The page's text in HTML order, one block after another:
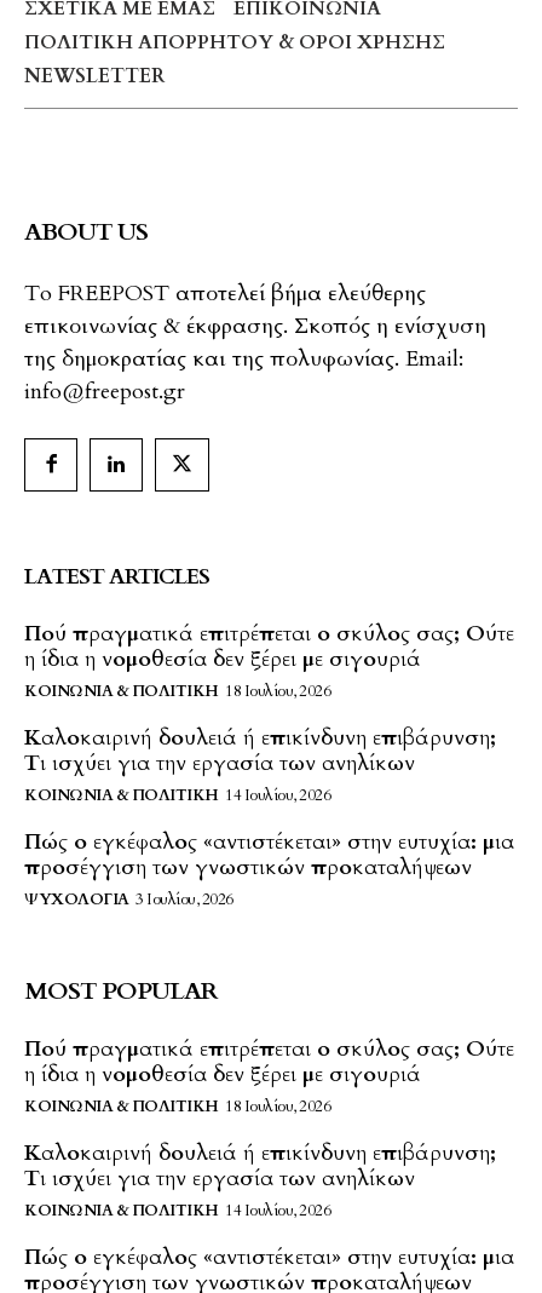
ΣΧΕΤΙΚΆ ΜΕ ΕΜΆΣ
ΕΠΙΚΟΙΝΩΝΊΑ
ΠΟΛΙΤΙΚΉ ΑΠΟΡΡΉΤΟΥ & ΌΡΟΙ ΧΡΉΣΗΣ
NEWSLETTER
ABOUT US
To FREEPOST αποτελεί βήμα ελεύθερης
επικοινωνίας & έκφρασης. Σκοπός η ενίσχυση
της δημοκρατίας και της πολυφωνίας. Email:
info@freepost.gr
LATEST ARTICLES
Πού πραγματικά επιτρέπεται ο σκύλος σας; Ούτε
η ίδια η νομοθεσία δεν ξέρει με σιγουριά
ΚΟΙΝΩΝΊΑ & ΠΟΛΙΤΙΚΉ 18 Ιουλίου, 2026
Καλοκαιρινή δουλειά ή επικίνδυνη επιβάρυνση;
Τι ισχύει για την εργασία των ανηλίκων
ΚΟΙΝΩΝΊΑ & ΠΟΛΙΤΙΚΉ 14 Ιουλίου, 2026
Πώς ο εγκέφαλος «αντιστέκεται» στην ευτυχία: μια
προσέγγιση των γνωστικών προκαταλήψεων
ΨΥΧΟΛΟΓΊΑ 3 Ιουλίου, 2026
MOST POPULAR
Πού πραγματικά επιτρέπεται ο σκύλος σας; Ούτε
η ίδια η νομοθεσία δεν ξέρει με σιγουριά
ΚΟΙΝΩΝΊΑ & ΠΟΛΙΤΙΚΉ 18 Ιουλίου, 2026
Καλοκαιρινή δουλειά ή επικίνδυνη επιβάρυνση;
Τι ισχύει για την εργασία των ανηλίκων
ΚΟΙΝΩΝΊΑ & ΠΟΛΙΤΙΚΉ 14 Ιουλίου, 2026
Πώς ο εγκέφαλος «αντιστέκεται» στην ευτυχία: μια
προσέγγιση των γνωστικών προκαταλήψεων